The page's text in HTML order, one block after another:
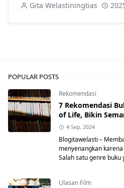
Gita Welastiningtias
POPULAR POSTS
Rekomendasi
7 Rekomendasi
of Life, Bikin
4 Sep, 2024
Blogitawelasti –
menyenangkan
Salah satu genre buku
Ulasan Film